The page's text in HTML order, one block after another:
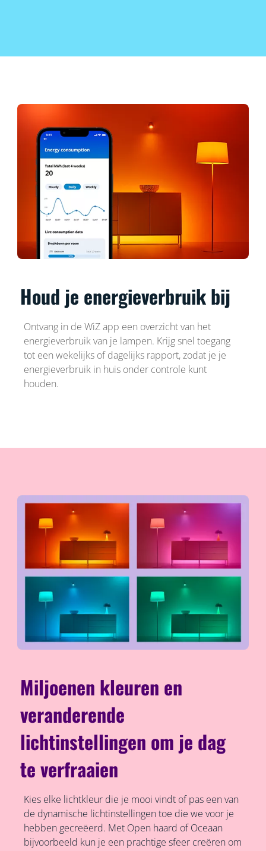
Houd je energieverbruik bij
Ontvang in de WiZ app een overzicht van het
energieverbruik van je lampen. Krijg snel toegang
tot een wekelijks of dagelijks rapport, zodat je je
energieverbruik in huis onder controle kunt
houden.
Miljoenen kleuren en
veranderende
lichtinstellingen om je dag
te verfraaien
Kies elke lichtkleur die je mooi vindt of pas een van
de dynamische lichtinstellingen toe die we voor je
hebben gecreëerd. Met Open haard of Oceaan
bijvoorbeeld kun je een prachtige sfeer creëren om